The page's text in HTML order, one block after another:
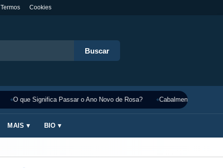
Termos Cookies
Buscar
O que Significa Passar o Ano Novo de Rosa? Cabalmente
MAIS ▾ BIO ▾